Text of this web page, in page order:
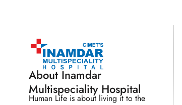
About Inamdar
Multispeciality Hospital
Human Life is about living it to the